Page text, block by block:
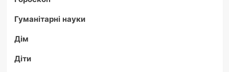
Гуманітарні науки
Дім
Діти